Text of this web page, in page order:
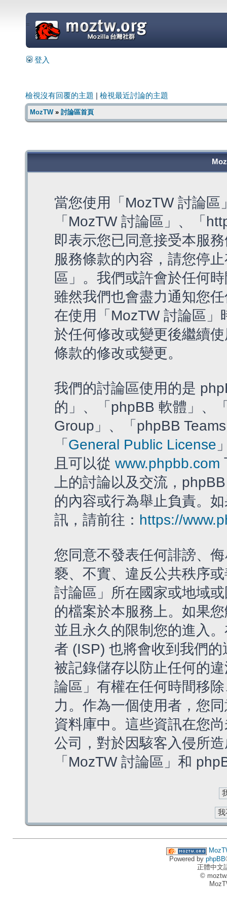
=
登入
檢視沒有回覆的主題 檢視最近討論的主題
MozTW» 討論區首頁
當您使用「MozTW 討論
「MozTW 討論區」、「
即表示您已同意接受本服
服務條款的內容，請您停
區」。我們或許會於任何
雖然我們也會盡力通知您
在使用「MozTW 討論區
於任何修改或變更後繼續
條款的修改或變更。
我們的討論區使用的是
的」、「phpBB 軟體」、
Group」、「phpBB
「 General Public License
且可以從 www.phpbb.com
上的討論以及交流，
的內容或行為舉止負責。
訊，請前往： https://
您同意不發表任何誹謗、
褻、不實、違反公共秩序
討論區」所在國家或地域
的檔案於本服務上。如果
並且永久的限制您的進入
者 (ISP) 也將會收到我們
被記錄儲存以防止任何的
論區」有權在任何時間移
力。作為一個使用者，您
資料庫中。這些資訊在您
公司，對於因駭客入侵所
「MozTW 討論區」和
Powered by phpBB
正體中文
©